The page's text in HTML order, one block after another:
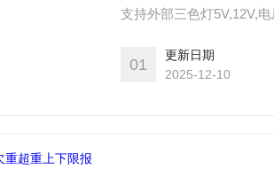
支持外部三色灯5V,12V,
支持modbusrtu协议,支
01
更新日期
2025-12-10